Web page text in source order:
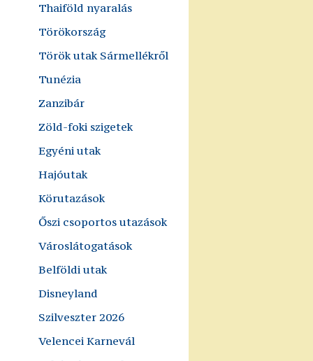
Thaiföld nyaralás
Törökország
Török utak Sármellékről
Tunézia
Zanzibár
Zöld-foki szigetek
Egyéni utak
Hajóutak
Körutazások
Őszi csoportos utazások
Városlátogatások
Belföldi utak
Disneyland
Szilveszter 2026
Velencei Karnevál